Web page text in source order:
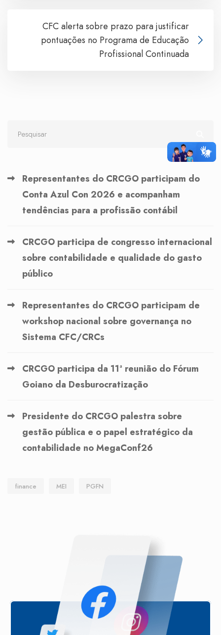
CFC alerta sobre prazo para justificar
pontuações no Programa de Educação
Profissional Continuada
Representantes do CRCGO participam do
Conta Azul Con 2026 e acompanham
tendências para a profissão contábil
CRCGO participa de congresso internacional
sobre contabilidade e qualidade do gasto
público
Representantes do CRCGO participam de
workshop nacional sobre governança no
Sistema CFC/CRCs
CRCGO participa da 11ª reunião do Fórum
Goiano da Desburocratização
Presidente do CRCGO palestra sobre
gestão pública e o papel estratégico da
contabilidade no MegaConf26
finance MEI PGFN